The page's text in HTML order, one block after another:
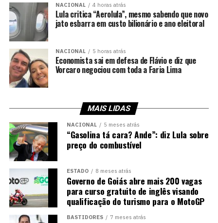
NACIONAL 4 horas atrás
Lula critica “Aerolula”, mesmo sabendo que novo
jato esbarra em custo bilionário e ano eleitoral
NACIONAL 5 horas atrás
Economista sai em defesa de Flávio e diz que
Vorcaro negociou com toda a Faria Lima
MAIS LIDAS
NACIONAL 5 meses atrás
“Gasolina tá cara? Ande”: diz Lula sobre
preço do combustível
ESTADO 8 meses atrás
Governo de Goiás abre mais 200 vagas
para curso gratuito de inglês visando
qualificação do turismo para o MotoGP
BASTIDORES 7 meses atrás